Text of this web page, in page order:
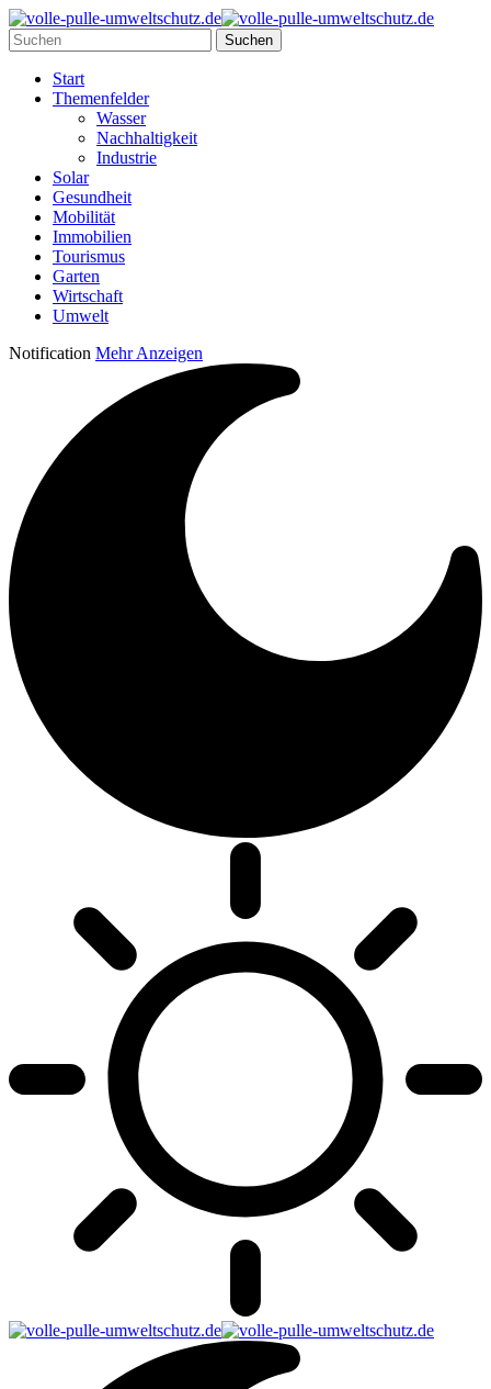
Start
Themenfelder
Wasser
Nachhaltigkeit
Industrie
Solar
Gesundheit
Mobilität
Immobilien
Tourismus
Garten
Wirtschaft
Umwelt
Notification Mehr Anzeigen